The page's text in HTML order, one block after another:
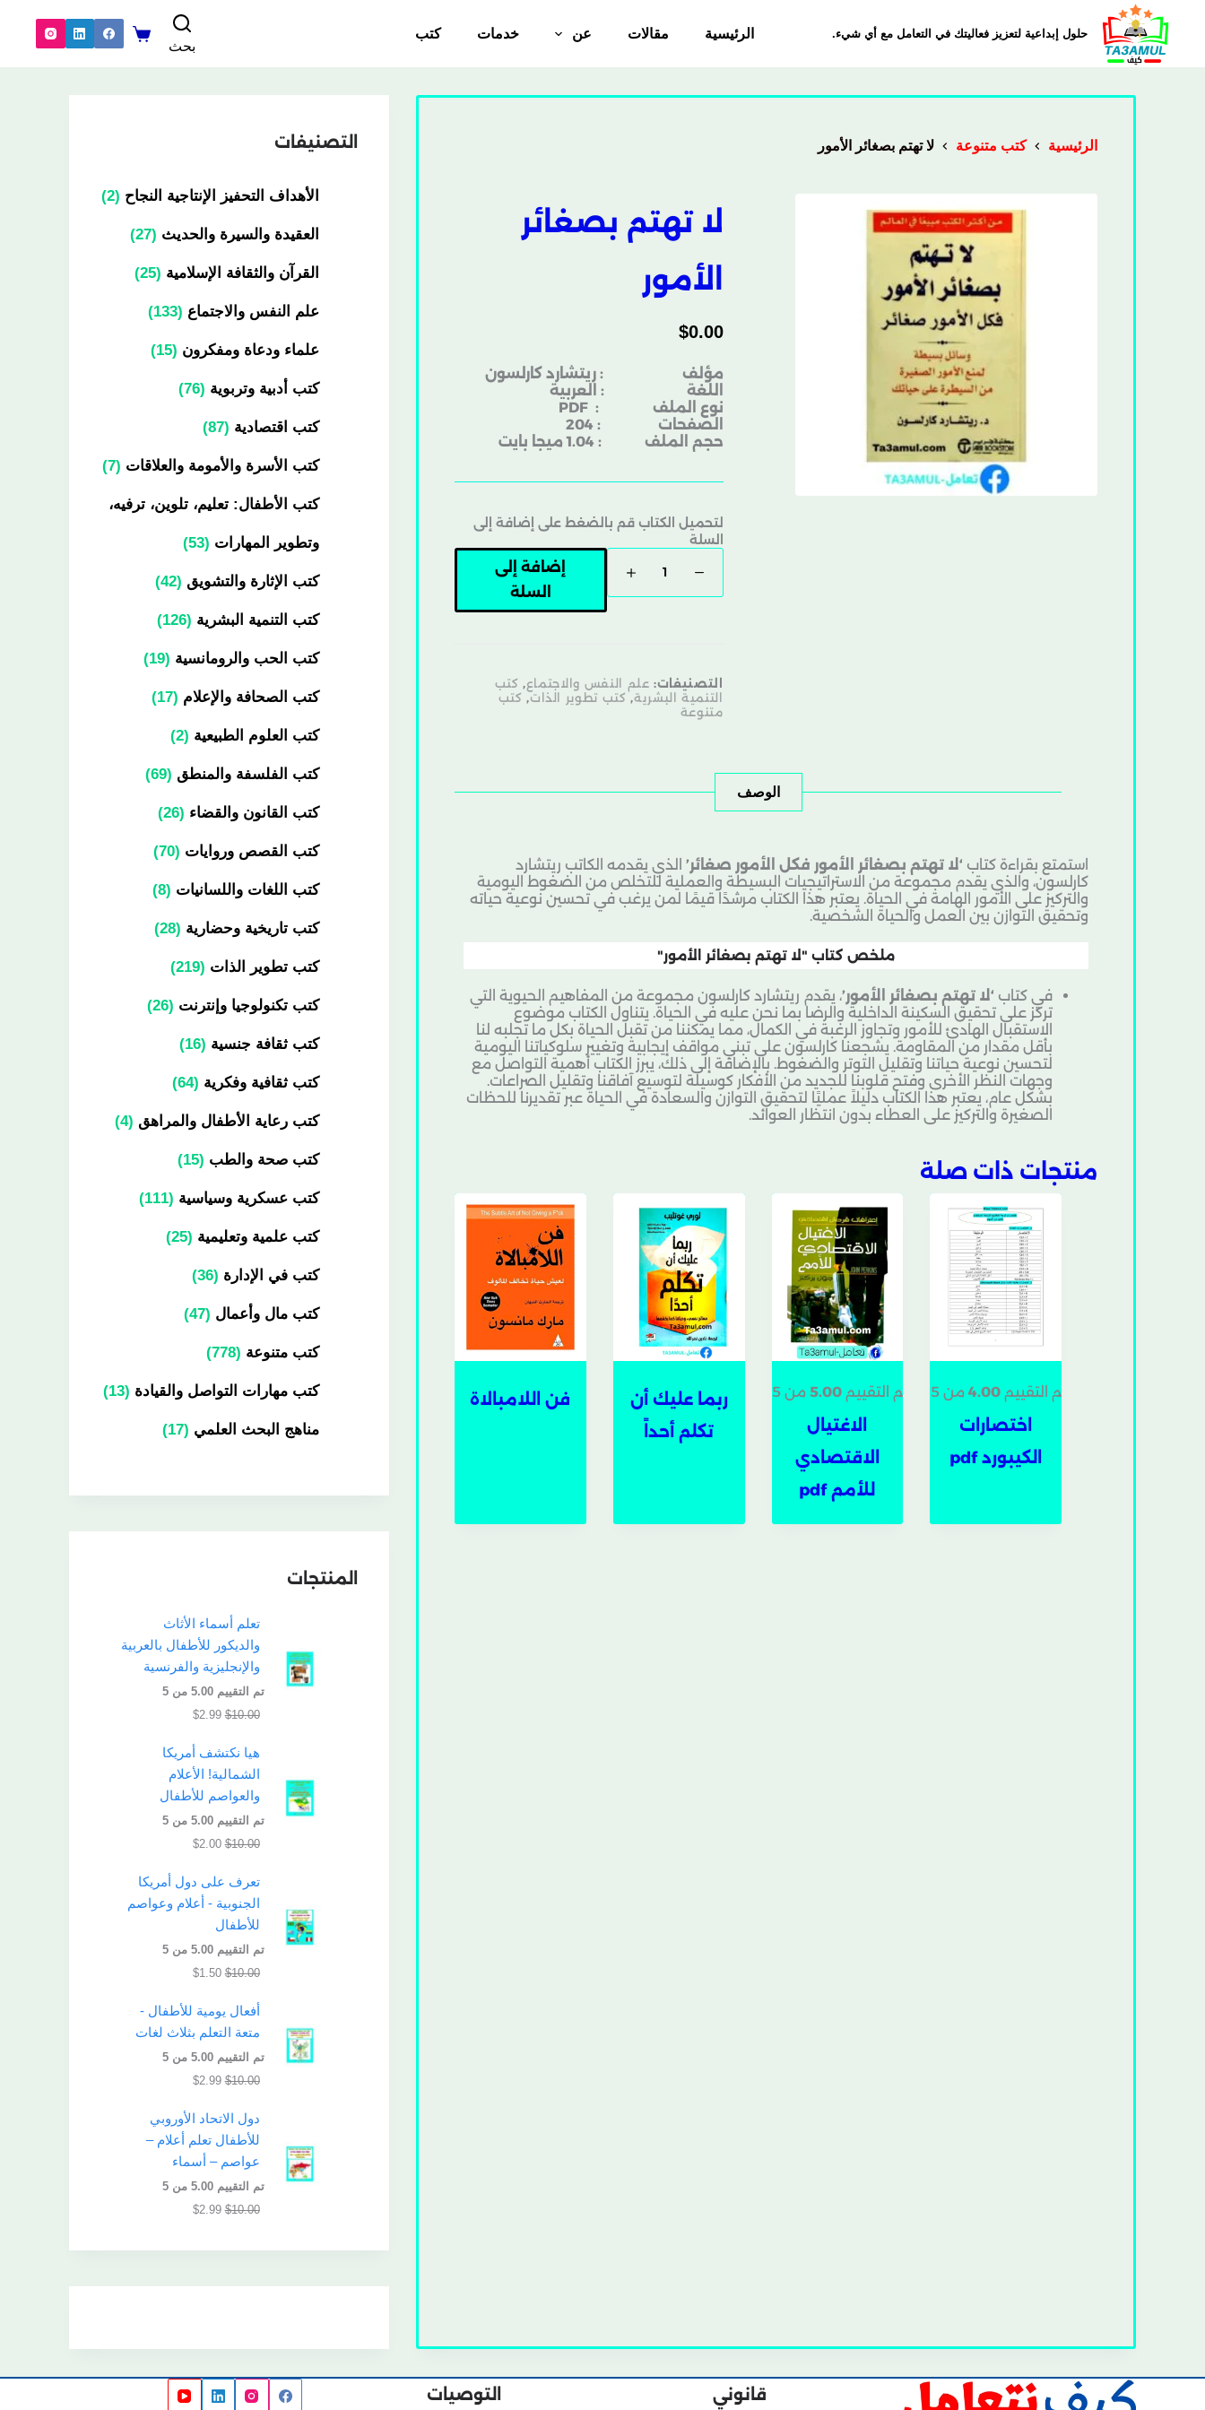
حلول إبداعية لتعزيز فعاليتك في التعامل مع أي شيء. الرئيسية مقالات عن خدمات
كتب
بحث
الرئيسية كتب متنوعة لا تهتم بصغائر الأمور
لا تهتم بصغائر
الأمور
$0.00
مؤلف : ريتشارد كارلسون
اللغة : العربية
نوع الملف : PDF
الصفحات : 204
حجم الملف : 1.04 ميجا بايت
لتحميل الكتاب قم بالضغط على إضافة إلى
السلة
إضافة إلى
السلة
التصنيفات: علم النفس والاجتماع, كتب
التنمية البشرية, كتب تطوير الذات, كتب
متنوعة
الوصف
استمتع بقراءة كتاب ‘لا تهتم بصغائر الأمور فكل الأمور صغائر’ الذي يقدمه الكاتب ريتشارد
كارلسون، والذي يقدم مجموعة من الاستراتيجيات البسيطة والعملية للتخلص من الضغوط اليومية
والتركيز على الأمور الهامة في الحياة. يعتبر هذا الكتاب مرشدًا قيمًا لمن يرغب في تحسين نوعية حياته
وتحقيق التوازن بين العمل والحياة الشخصية.
ملخص كتاب "لا تهتم بصغائر الأمور"
في كتاب ‘لا تهتم بصغائر الأمور’، يقدم ريتشارد كارلسون مجموعة من المفاهيم الحيوية التي
تركز على تحقيق السكينة الداخلية والرضا بما نحن عليه في الحياة. يتناول الكتاب موضوع
الاستقبال الهادئ للأمور وتجاوز الرغبة في الكمال، مما يمكننا من تقبل الحياة بكل ما تجلبه لنا
بأقل مقدار من المقاومة. يشجعنا كارلسون على تبني مواقف إيجابية وتغيير سلوكياتنا اليومية
لتحسين نوعية حياتنا وتقليل التوتر والضغوط. بالإضافة إلى ذلك، يبرز الكتاب أهمية التواصل مع
وجهات النظر الأخرى وفتح قلوبنا للجديد من الأفكار كوسيلة لتوسيع آفاقنا وتقليل الصراعات.
بشكل عام، يعتبر هذا الكتاب دليلاً عمليًا لتحقيق التوازن والسعادة في الحياة عبر تقديرنا للحظات
الصغيرة والتركيز على العطاء بدون انتظار العوائد.
منتجات ذات صلة
تم التقييم4.00 من 5
اختصارات
الكيبورد pdf
تم التقييم 5.00من 5
الاغتيال
الاقتصادي
للأمم pdf
ربما عليك أن
تكلم أحداً
فن اللامبالاة
التصنيفات
الأهداف التحفيز الإنتاجية النجاح 2
العقيدة والسيرة والحديث 27
القرآن والثقافة الإسلامية 25
علم النفس والاجتماع 133
علماء ودعاة ومفكرون 15
كتب أدبية وتربوية 76
كتب اقتصادية 87
كتب الأسرة والأمومة والعلاقات 7
كتب الأطفال: تعليم، تلوين، ترفيه،
وتطوير المهارات 53
كتب الإثارة والتشويق 42
كتب التنمية البشرية 126
كتب الحب والرومانسية 19
كتب الصحافة والإعلام 17
كتب العلوم الطبيعية 2
كتب الفلسفة والمنطق 69
كتب القانون والقضاء 26
كتب القصص وروايات 70
كتب اللغات واللسانيات 8
كتب تاريخية وحضارية 28
كتب تطوير الذات 219
كتب تكنولوجيا وإنترنت 26
كتب ثقافة جنسية 16
كتب ثقافية وفكرية 64
كتب رعاية الأطفال والمراهق 4
كتب صحة والطب 15
كتب عسكرية وسياسية 111
كتب علمية وتعليمية 25
كتب في الإدارة 36
كتب مال وأعمال 47
كتب متنوعة 778
كتب مهارات التواصل والقيادة 13
مناهج البحث العلمي 17
المنتجات
تعلم أسماء الأثاث
والديكور للأطفال بالعربية
والإنجليزية والفرنسية
تم التقييم5.00 من 5
$10.00
$2.99
هيا نكتشف أمريكا
الشمالية! الأعلام
والعواصم للأطفال
تم التقييم5.00 من 5
$10.00
$2.00
تعرف على دول أمريكا
الجنوبية - أعلام وعواصم
للأطفال
تم التقييم5.00 من 5
$10.00
$1.50
أفعال يومية للأطفال -
متعة التعلم بثلاث لغات
تم التقييم5.00 من 5
$10.00
$2.99
دول الاتحاد الأوروبي
للأطفال تعلم أعلام –
عواصم – أسماء
تم التقييم5.00 من 5
$10.00
$2.99
قانوني التوصيات